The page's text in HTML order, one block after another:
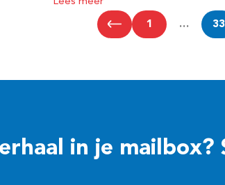
1 … 33
in je